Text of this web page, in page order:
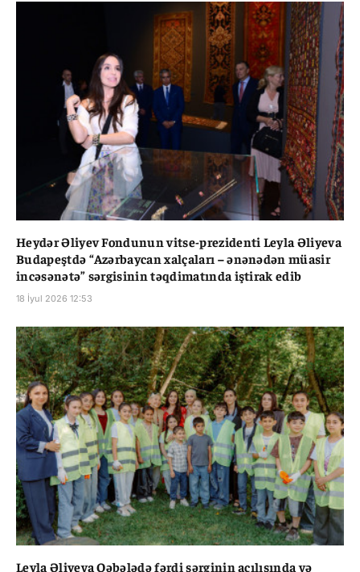
Heydər Əliyev Fondunun vitse-prezidenti Leyla Əliyeva
Budapeştdə “Azərbaycan xalçaları – ənənədən müasir
incəsənətə” sərgisinin təqdimatında iştirak edib
18 İyul 2026 12:53
Leyla Əliyeva Qəbələdə fərdi sərginin açılışında və